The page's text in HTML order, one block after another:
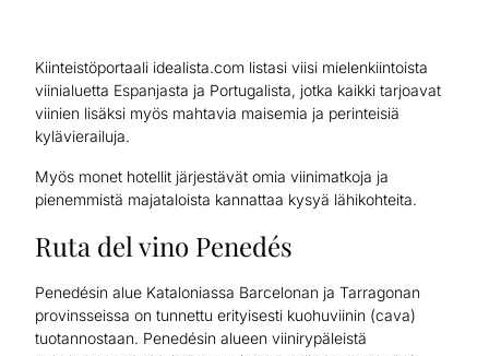
Kiinteistöportaali idealista.com listasi viisi mielenkiintoista
viinialuetta Espanjasta ja Portugalista, jotka kaikki tarjoavat
viinien lisäksi myös mahtavia maisemia ja perinteisiä
kylävierailuja.
Myös monet hotellit järjestävät omia viinimatkoja ja
pienemmistä majataloista kannattaa kysyä lähikohteita.
Ruta del vino Penedés
Penedésin alue Kataloniassa Barcelonan ja Tarragonan
provinsseissa on tunnettu erityisesti kuohuviinin (cava)
tuotannostaan. Penedésin alueen viinirypäleistä